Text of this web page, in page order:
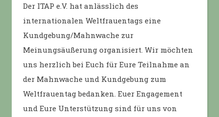
Der ITAP e.V. hat anlässlich des
internationalen Weltfrauentags eine
Kundgebung/Mahnwache zur
Meinungsäußerung organisiert. Wir möchten
uns herzlich bei Euch für Eure Teilnahme an
der Mahnwache und Kundgebung zum
Weltfrauentag bedanken. Euer Engagement
und Eure Unterstützung sind für uns von